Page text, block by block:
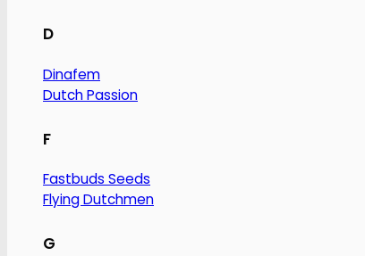
D
Dinafem
Dutch Passion
F
Fastbuds Seeds
Flying Dutchmen
G